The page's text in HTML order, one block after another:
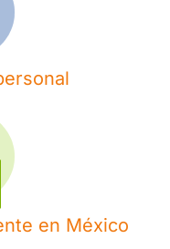
en México